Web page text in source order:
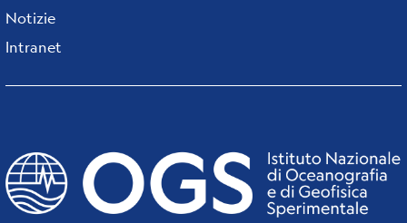
Notizie
Intranet